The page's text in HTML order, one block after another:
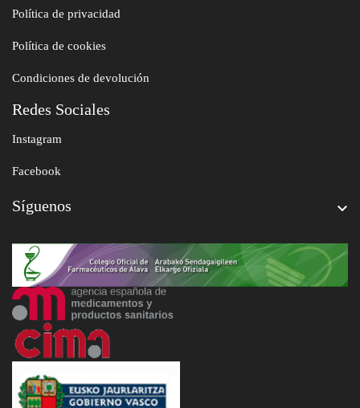
Política de privacidad
Política de cookies
Condiciones de devolución
Redes Sociales
Instagram
Facebook
Síguenos 